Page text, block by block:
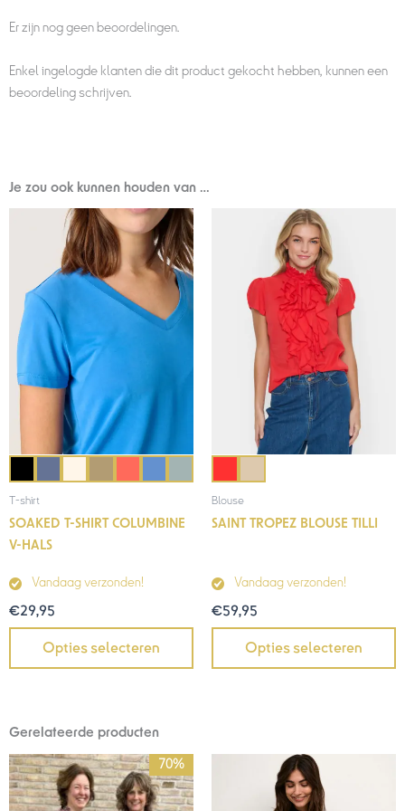
Er zijn nog geen beoordelingen.
Enkel ingelogde klanten die dit product gekocht hebben, kunnen een
beoordeling schrijven.
Je zou ook kunnen houden van …
T-shirt
SOAKED T-SHIRT COLUMBINE
V-HALS
Vandaag verzonden!
€29,95
Opties selecteren
Blouse
SAINT TROPEZ BLOUSE TILLI
Vandaag verzonden!
€59,95
Opties selecteren
Gerelateerde producten
70%
Oorspronkelijke
prijs
was:
Huidige
prijs
is: